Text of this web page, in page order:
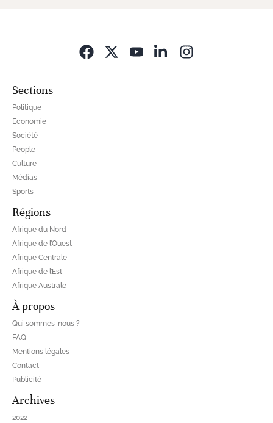
Sections
Politique
Economie
Société
People
Culture
Médias
Sports
Régions
Afrique du Nord
Afrique de l’Ouest
Afrique Centrale
Afrique de l’Est
Afrique Australe
À propos
Qui sommes-nous ?
FAQ
Mentions légales
Contact
Publicité
Archives
2022